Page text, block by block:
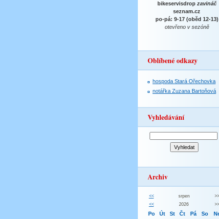
bikeservisdrop zavináč
seznam.cz
po-pá: 9-17 (oběd 12-13)
otevřeno v sezóně
Oblíbené odkazy
hospoda Stará Ořechovka
notářka Zuzana Bartoňová
Vyhledávání
Archiv
<< srpen
>>
<<
2026 >>
Po Út St Čt Pá So